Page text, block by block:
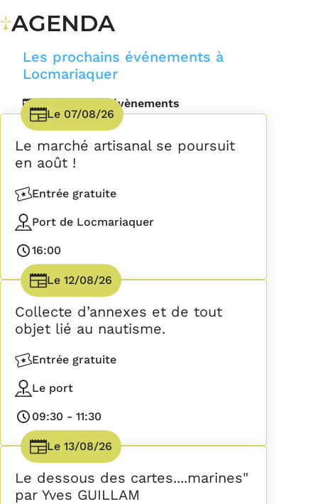
AGENDA
Les prochains événements à
Locmariaquer
Voir tous les évènements
Date(s)
Le 07/08/26
Le marché artisanal se poursuit
en août !
AccèsEntrée gratuite
LieuPort de Locmariaquer
Horaires
16:00
Date(s)
Le 12/08/26
Collecte d’annexes et de tout
objet lié au nautisme.
AccèsEntrée gratuite
LieuLe port
Horaires
09:30 - 11:30
Date(s)
Le 13/08/26
Le dessous des cartes....marines"
par Yves GUILLAM